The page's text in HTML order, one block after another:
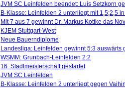
JVM SC Leinfelden beendet: Luis Setzkorn
B-Klasse: Leinfelden 2 unterliegt mit 1,5;2,5
Mit 7 aus 7 gewinnt Dr. Markus Kottke das
KJEM Stuttgart-West
Neue Bauerndiplome
Landesliga: Leinfelden gewinnt 5:3 auswärts
WSMM: Grunbach-Leinfelden 2:2
16. Stadtmeisterschaft gestartet
JVM SC Leinfelden
B-Klasse: Leinfelden 2 unterliegt gegen